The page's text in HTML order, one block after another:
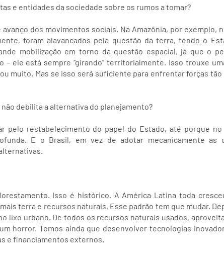
e entidades da sociedade sobre os rumos a tomar?
dos movimentos sociais. Na Amazônia, por exemplo,
foram alavancados pela questão da terra, tendo o
mobilização em torno da questão espacial, já que o
ele está sempre “girando” territorialmente. Isso trouxe
muito. Mas se isso será suficiente para enfrentar forças
debilita a alternativa do planejamento?
pelo restabelecimento do papel do Estado, até porque no
E o Brasil, em vez de adotar mecanicamente as
Isso é histórico. A América Latina toda
terra e recursos naturais. Esse padrão tem que mudar.
lixo urbano. De todos os recursos naturais usados,
horror. Temos ainda que desenvolver tecnologias
e financiamentos externos.